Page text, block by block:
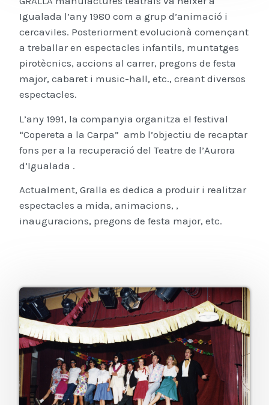
Igualada l’any 1980 com a grup d’animació i
cercaviles. Posteriorment evolucionà començant
a treballar en espectacles infantils, muntatges
pirotècnics, accions al carrer, pregons de festa
major, cabaret i music-hall, etc., creant diversos
espectacles.
L’any 1991, la companyia organitza el festival
“Copereta a la Carpa” amb l’objectiu de recaptar
fons per a la recuperació del Teatre de l’Aurora
d’Igualada .
Actualment, Gralla es dedica a produir i realitzar
espectacles a mida, animacions, ,
inauguracions, pregons de festa major, etc.